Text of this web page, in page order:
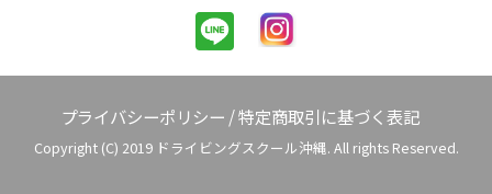
プライバシーポリシー /特定商取引に基づく表記
Copyright (C) 2019 ドライビングスクール沖縄. All rights Reserved.